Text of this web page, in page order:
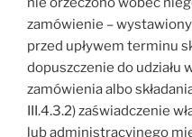
zamówienie –
przed upływem terminu
dopuszczenie do udziału
zamówienia albo
III.4.3.2) zaświadczenie
lub administracyjnego